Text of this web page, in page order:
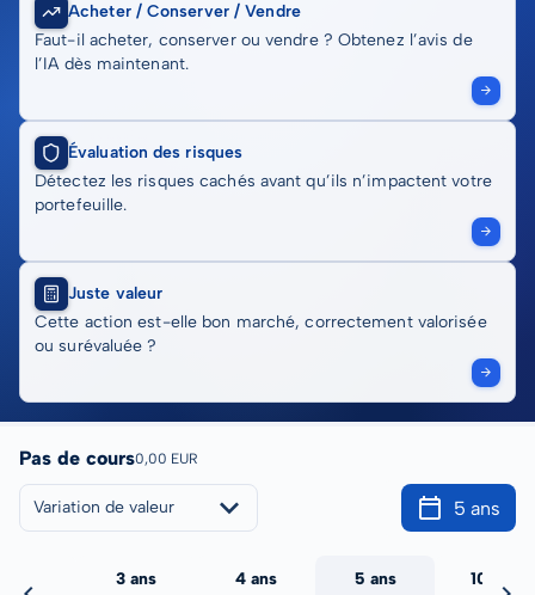
Acheter / Conserver / Vendre
Faut-il acheter, conserver ou vendre ? Obtenez l’avis de
l’IA dès maintenant.
Évaluation des risques
Détectez les risques cachés avant qu’ils n’impactent votre
portefeuille.
Juste valeur
Cette action est-elle bon marché, correctement valorisée
ou surévaluée ?
Pas de cours0,00 EUR
Variation de valeur 5 ans
3 ans 4 ans 5 ans 10 ans